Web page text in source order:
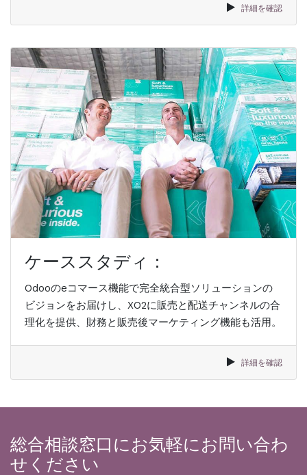
詳細を確認
ケーススタディ：
Odooのeコマース機能で完全統合型ソリューションの
ビジョンをお届けし、XO2に販売と配送チャンネルの合
理化を提供、財務と販売後マーケティング機能も活用。
詳細を確認
総合相談窓口にお気軽にお問い合わ
せください